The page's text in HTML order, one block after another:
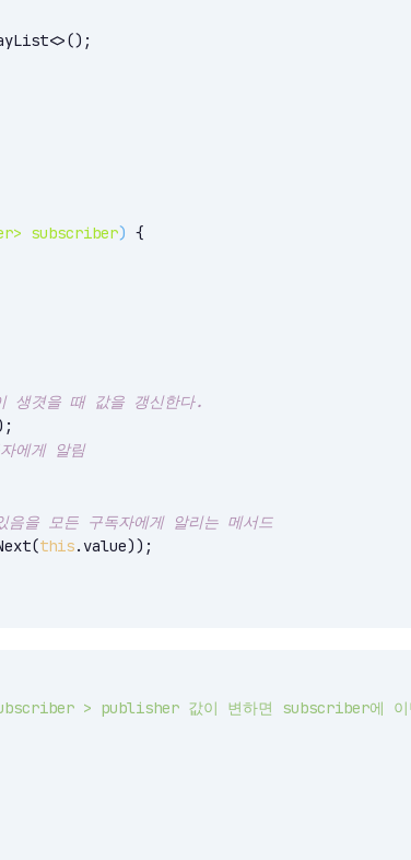
subscriber) {
생겻을 때 값을 갱신한다.
에게 알림
을 모든 구독자에게 알리는 메서드
this.value));
> publisher 값이 변하면 subscriber에 이